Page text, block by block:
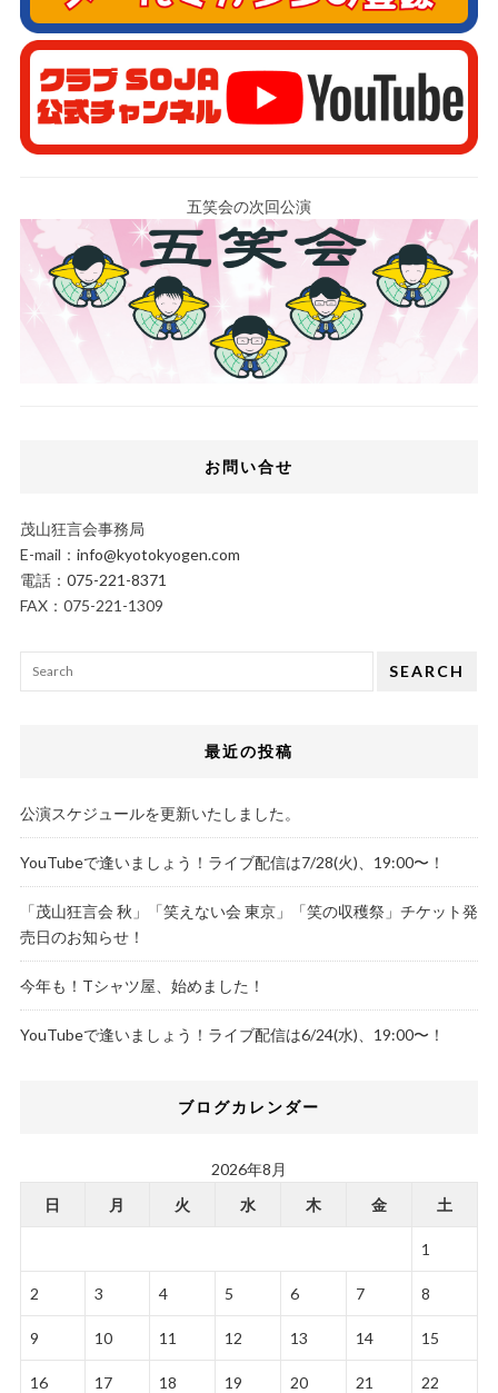
五笑会の次回公演
お問い合せ
茂山狂言会事務局
E-mail： info@kyotokyogen.com
電話： 075-221-8371
FAX：075-221-1309
SEARCH
最近の投稿
公演スケジュールを更新いたしました。
YouTubeで逢いましょう！ライブ配信は7/28(火)、19:00〜！
「茂山狂言会 秋」「笑えない会 東京」「笑の収穫祭」チケット発
売日のお知らせ！
今年も！Tシャツ屋、始めました！
YouTubeで逢いましょう！ライブ配信は6/24(水)、19:00〜！
ブログカレンダー
2026年8月
日
月 火 水 木 金 土
1
2 3 4 5 6 7 8
9 10 11 12 13 14 15
16 17 18 19 20 21 22